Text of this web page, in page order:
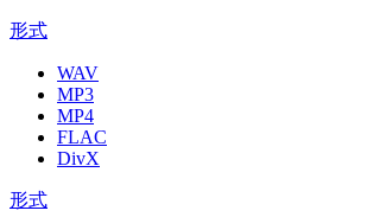
形式
WAV
MP3
MP4
FLAC
DivX
形式